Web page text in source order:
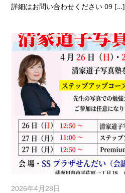
詳細はお問い合わせください 09 […]
2026年4月28日